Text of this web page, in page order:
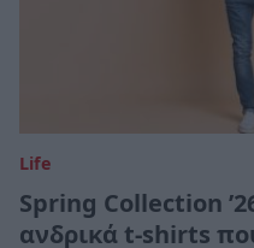
Life
Spring Collection
ανδρικά t-shirts